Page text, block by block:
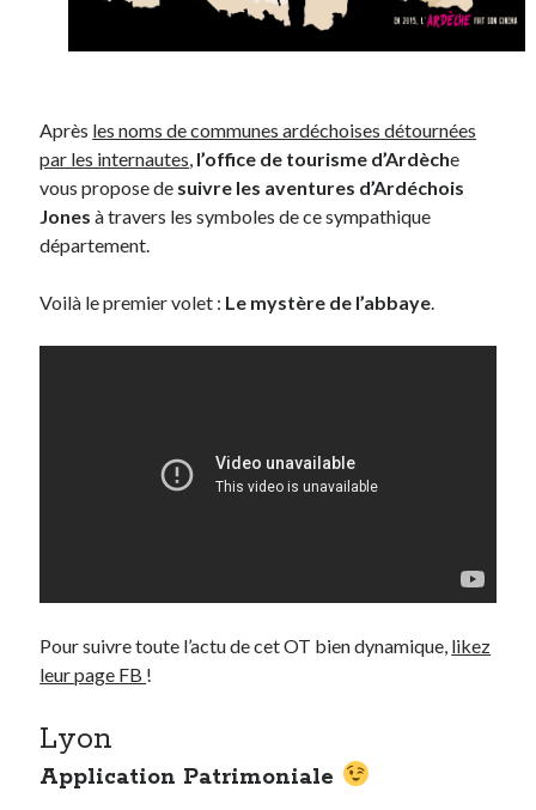
Après les noms de communes ardéchoises détournées
par les internautes, l’office de tourisme d’Ardèche
vous propose de suivre les aventures d’Ardéchois
Jones à travers les symboles de ce sympathique
département.
Voilà le premier volet : Le mystère de l’abbaye.
Pour suivre toute l’actu de cet OT bien dynamique, likez
leur page FB !
Lyon
Application Patrimoniale